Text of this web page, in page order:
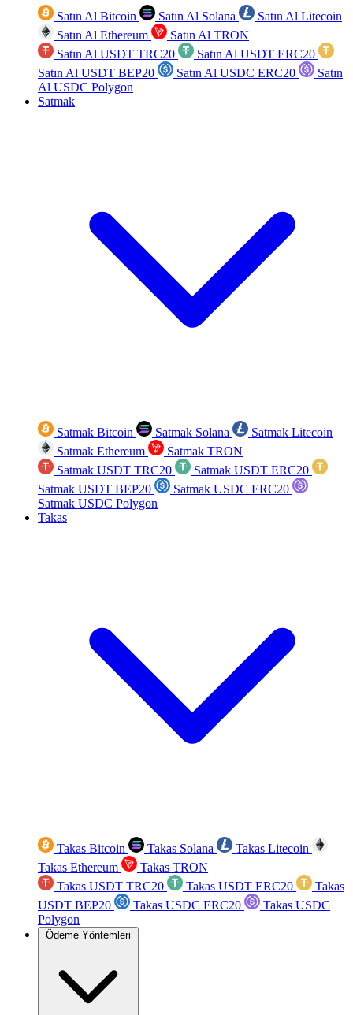
Satın Al Bitcoin Satın Al Solana
Satın Al Litecoin
Satın Al Ethereum
Satın Al TRON
Satın Al USDT TRC20
Satın Al USDT ERC20
Satın Al USDT BEP20
Satın Al USDC ERC20
Satın
Al USDC Polygon
Satmak
Satmak Bitcoin Satmak Solana
Satmak Litecoin
Satmak Ethereum
Satmak TRON
Satmak USDT TRC20
Satmak USDT ERC20
Satmak USDT BEP20
Satmak USDC ERC20
Satmak USDC Polygon
Takas
Takas Bitcoin Takas Solana
Takas Litecoin
Takas Ethereum
Takas TRON
Takas USDT TRC20
Takas USDT ERC20
Takas
USDT BEP20
Takas USDC ERC20
Takas USDC
Polygon
Ödeme Yöntemleri